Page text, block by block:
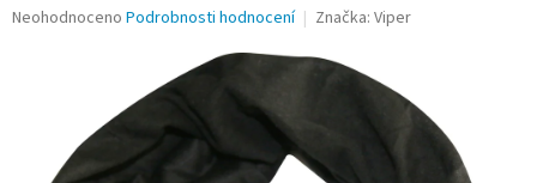
Průměrné
hvězdiček.
Neohodnoceno Podrobnosti hodnocení Značka: Viper